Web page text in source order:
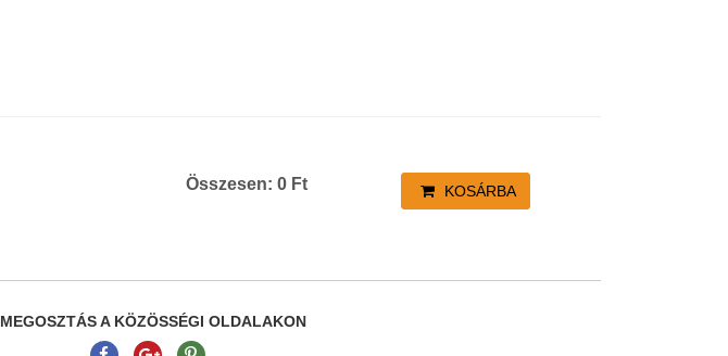
Összesen: 0Ft KOSÁRBA
MEGOSZTÁS A KÖZÖSSÉGI OLDALAKON